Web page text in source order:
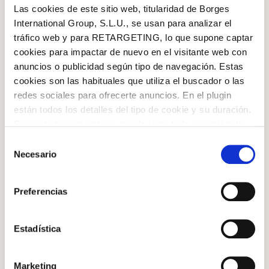
Las cookies de este sitio web, titularidad de Borges
International Group, S.L.U., se usan para analizar el
tráfico web y para RETARGETING, lo que supone captar
cookies para impactar de nuevo en el visitante web con
anuncios o publicidad según tipo de navegación. Estas
cookies son las habituales que utiliza el buscador o las
redes sociales para ofrecerte anuncios. En el plugin
están todos los detalles del tipo de cookie y su duración.
la web aparece cómo evitar las cookies en el navegador.
Si se desea ver otra vez esta notificación navegar en
privado y aparecerá de nuevo. Le informamos que aún
no habiendo aceptado las cookies de analytics, Google
identifican de ninguna forma.
Necesario
Preferencias
Estadística
Marketing
EXTRA PANENSKÝ OLIVOVÝ OLEJ
STEP BY STEP
Rúru predhrejte na 180 ºC. Kura vyberte z chladničky
olivovým olejom.